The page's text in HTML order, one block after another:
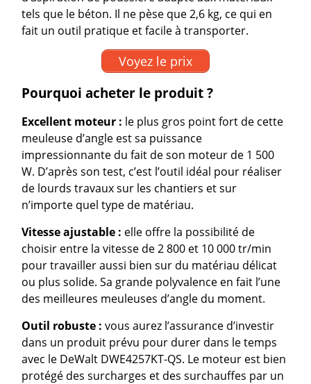
tels que le béton. Il ne pèse que 2,6 kg, ce qui en
fait un outil pratique et facile à transporter.
Voyez le prix
Pourquoi acheter le produit ?
Excellent moteur : le plus gros point fort de cette
meuleuse d’angle est sa puissance
impressionnante du fait de son moteur de 1 500
W. D’après son test, c’est l’outil idéal pour réaliser
de lourds travaux sur les chantiers et sur
n’importe quel type de matériau.
Vitesse ajustable : elle offre la possibilité de
choisir entre la vitesse de 2 800 et 10 000 tr/min
pour travailler aussi bien sur du matériau délicat
ou plus solide. Sa grande polyvalence en fait l’une
des meilleures meuleuses d’angle du moment.
Outil robuste : vous aurez l’assurance d’investir
dans un produit prévu pour durer dans le temps
avec le DeWalt DWE4257KT-QS. Le moteur est bien
protégé des surcharges et des surchauffes par un